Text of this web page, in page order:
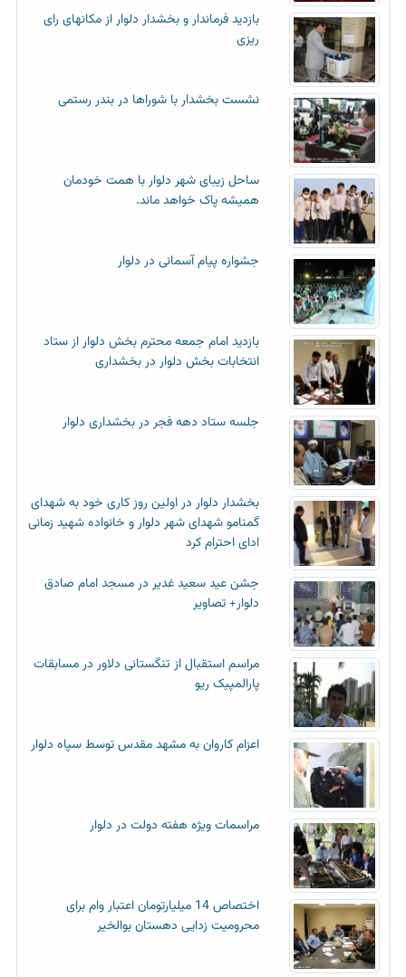
بازدید فرماندار و بخشدار دلوار از مکانهای رای
ریزی
نشست بخشدار با شوراها در بندر رستمی
ساحل زیبای شهر دلوار با همت خودمان
همیشه پاک خواهد ماند.
جشواره پیام آسمانی در دلوار
بازدید امام جمعه محترم بخش دلوار از ستاد
انتخابات بخش دلوار در بخشداری
جلسه ستاد دهه فجر در بخشداری دلوار
بخشدار دلوار در اولین روز کاری خود به شهدای
گمنامو شهدای شهر دلوار و خانواده شهید زمانی
ادای احترام کرد
جشن عید سعید غدیر در مسجد امام صادق
دلوار+ تصاویر
مراسم استقبال از تنگستانی دلاور در مسابقات
پارالمپیک ریو
اعزام کاروان به مشهد مقدس توسط سپاه دلوار
مراسمات ویژه هفته دولت در دلوار
اختصاص 14 میلیارتومان اعتبار وام برای
محرومیت زدایی دهستان بوالخیر